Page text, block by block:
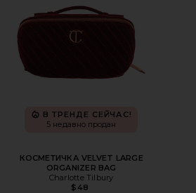
В ТРЕНДЕ СЕЙЧАС!
5 недавно продан
КОСМЕТИЧКА VELVET LARGE
ORGANIZER BAG
Charlotte Tilbury
$48